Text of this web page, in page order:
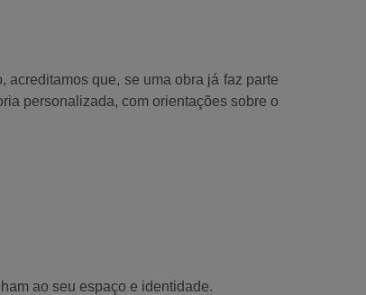
que, se uma obra já faz parte
personalizada, com orientações sobre o
ao seu espaço e identidade.